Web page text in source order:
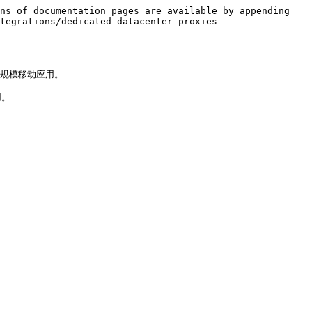
documentation pages are available by appending
dedicated-datacenter-proxies-
移动应用。